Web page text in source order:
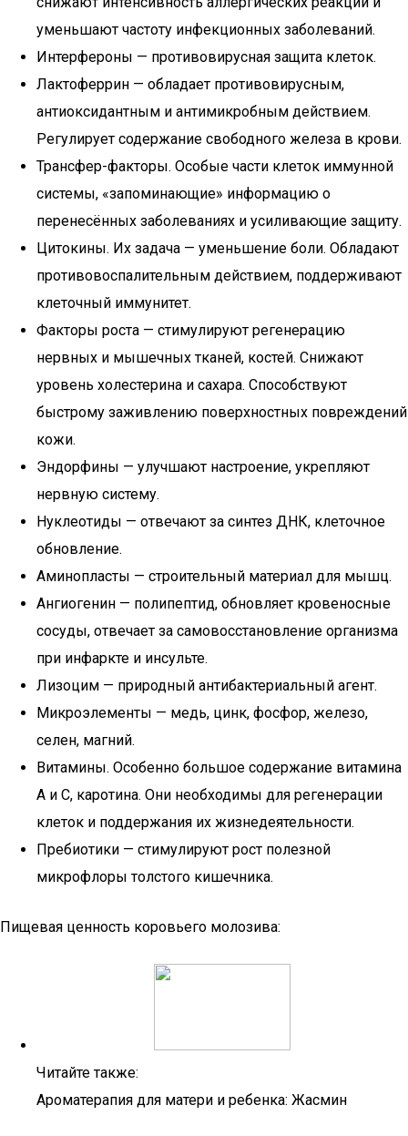
уменьшают частоту инфекционных заболеваний.
Интерфероны — противовирусная защита клеток.
Лактоферрин — обладает противовирусным,
антиоксидантным и антимикробным действием.
Регулирует содержание свободного железа в крови.
Трансфер-факторы. Особые части клеток иммунной
системы, «запоминающие» информацию о
перенесённых заболеваниях и усиливающие защиту.
Цитокины. Их задача — уменьшение боли. Обладают
противовоспалительным действием, поддерживают
клеточный иммунитет.
Факторы роста — стимулируют регенерацию
нервных и мышечных тканей, костей. Снижают
уровень холестерина и сахара. Способствуют
быстрому заживлению поверхностных повреждений
кожи.
Эндорфины — улучшают настроение, укрепляют
нервную систему.
Нуклеотиды — отвечают за синтез ДНК, клеточное
обновление.
Аминопласты — строительный материал для мышц.
Ангиогенин — полипептид, обновляет кровеносные
сосуды, отвечает за самовосстановление организма
при инфаркте и инсульте.
Лизоцим — природный антибактериальный агент.
Микроэлементы — медь, цинк, фосфор, железо,
селен, магний.
Витамины. Особенно большое содержание витамина
A и C, каротина. Они необходимы для регенерации
клеток и поддержания их жизнедеятельности.
Пребиотики — стимулируют рост полезной
микрофлоры толстого кишечника.
Пищевая ценность коровьего молозива:
Читайте также:
Ароматерапия для матери и ребенка: Жасмин